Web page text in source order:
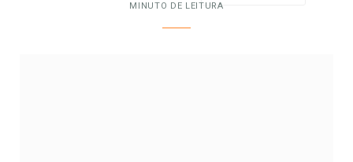
MINUTO DE LEITURA